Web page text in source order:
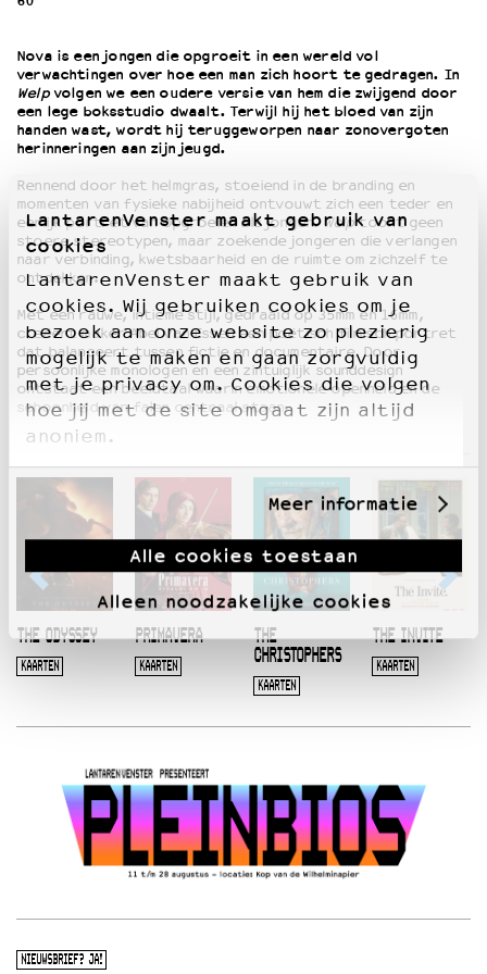
LantarenVenster maakt gebruik van
cookies
LantarenVenster maakt gebruik van
cookies. Wij gebruiken cookies om je
bezoek aan onze website zo plezierig
mogelijk te maken en gaan zorgvuldig
met je privacy om. Cookies die volgen
hoe jij met de site omgaat zijn altijd
anoniem.
Meer informatie
Alle cookies toestaan
Alleen noodzakelijke cookies
OVER LANTARENVENSTER
Wat we doen
Werken bij
Wie is wie
Word vriend
Historie
Partners
Huisregels
Privacyverklaring
Integriteits- en gedragscode
Duurzaamheid
Culturele boycot Israël
Ruimte voor artistieke vrijheid – VNPF
Nova is een jongen die opgroeit in een wereld vol
verwachtingen over hoe een man zich hoort te gedragen. In
Welpvolgen we een oudere versie van hem die zwijgend door
een lege boksstudio dwaalt. Terwijl hij het bloed van zijn
handen wast, wordt hij teruggeworpen naar zonovergoten
herinneringen aan zijn jeugd.
Rennend door het helmgras, stoeiend in de branding en
momenten van fysieke nabijheid ontvouwt zich een teder en
eerlijk portret van opgroeien als jongen.Welptoont geen
stoere stereotypen, maar zoekende jongeren die verlangen
naar verbinding, kwetsbaarheid en de ruimte om zichzelf te
ontdekken.
Met een rauwe, intieme stijl, gedraaid op 35mm en 16mm,
creëert maker Abel van Essen een poëtisch filmisch portret
dat balanceert tussen fictie en documentaire. Door
persoonlijke monologen en een zintuiglijk sounddesign
ontstaat een beeldtaal waarin emotionele openheid en de
schoonheid van falen centraal staan.
THE ODYSSEY
KAARTEN
PRIMAVERA
KAARTEN
THE
CHRISTOPHERS
KAARTEN
THE INVITE
KAARTEN
NIEUWSBRIEF? JA!